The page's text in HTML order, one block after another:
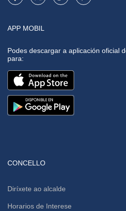
APP MOBIL
Podes descargar a aplicación oficial
para:
CONCELLO
Diríxete ao alcalde
Horarios de Interese